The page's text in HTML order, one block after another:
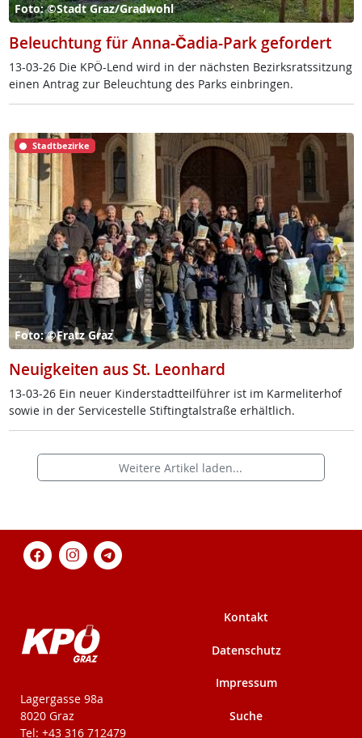
Foto: ©Stadt Graz/Gradwohl
Beleuchtung für Anna-Čadia-Park gefordert
13-03-26 Die KPÖ-Lend wird in der nächs­ten Be­zirks­rats­sit­zung
ei­nen An­trag zur Be­leuch­tung des Parks ein­brin­gen.
Stadtbezirke
Foto: ©Fratz Graz
Neuigkeiten aus St. Leonhard
13-03-26 Ein neu­er Kin­der­stadt­teil­füh­rer ist im Kar­me­li­ter­hof
so­wie in der Ser­vice­s­tel­le Stif­ting­tal­stra­ße er­hält­lich.
Weitere Artikel laden...
KPÖ-Steiermark
Lagergasse 98a
8020 Graz
Tel: +43 316 712479
Kontakt
Datenschutz
Impressum
Suche